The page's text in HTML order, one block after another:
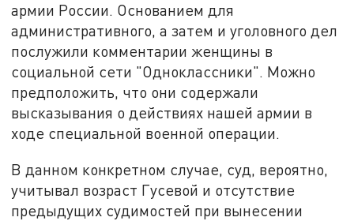
армии России. Основанием для
административного, а затем и уголовного дел
послужили комментарии женщины в
социальной сети "Одноклассники". Можно
предположить, что они содержали
высказывания о действиях нашей армии в
ходе специальной военной операции.
В данном конкретном случае, суд, вероятно,
учитывал возраст Гусевой и отсутствие
предыдущих судимостей при вынесении